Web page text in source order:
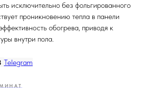
исключительно без фольгированного
проникновению тепла в панели
обогрева, приводя к
внутри пола.
Telegram